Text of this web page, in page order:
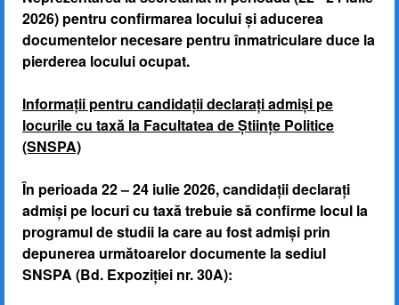
2026) pentru confirmarea locului și aducerea
documentelor necesare pentru înmatriculare duce la
pierderea locului ocupat.
Informații pentru candidații declarați admiși pe
locurile cu taxă la Facultatea de Științe Politice
(SNSPA)
În perioada 22 – 24 iulie 2026, candidații declarați
admiși pe locuri cu taxă trebuie să confirme locul la
programul de studii la care au fost admiși prin
depunerea următoarelor documente la sediul
SNSPA (Bd. Expoziției nr. 30A):